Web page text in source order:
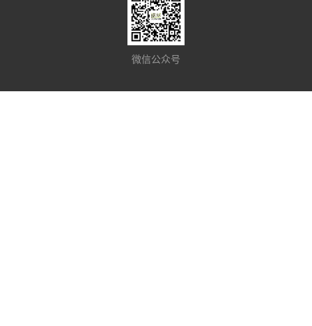
微信公众号